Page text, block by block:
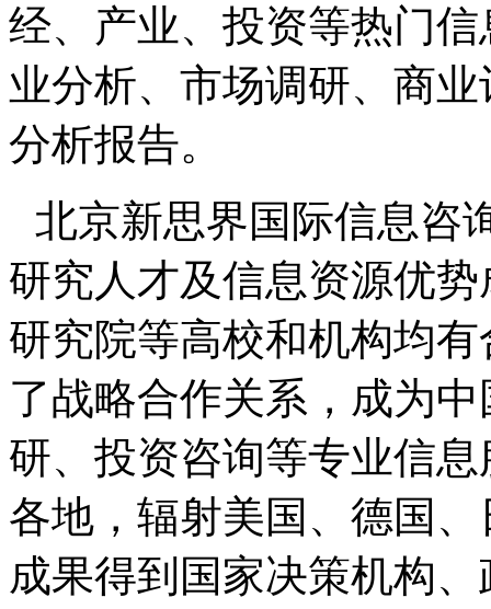
经、产业、投资等热门
业分析、市场调研、商
分析报告。
北京新思界国际信息咨
研究人才及信息资源优
研究院等高校和机构均
了战略合作关系，成为
研、投资咨询等专业信
各地，辐射美国、德国
成果得到国家决策机构